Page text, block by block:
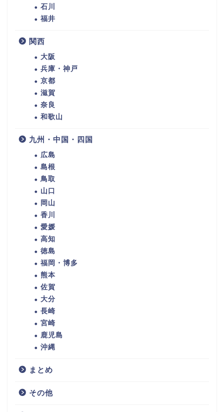
石川
福井
関西
大阪
兵庫・神戸
京都
滋賀
奈良
和歌山
九州・中国・四国
広島
島根
鳥取
山口
岡山
香川
愛媛
高知
徳島
福岡・博多
熊本
佐賀
大分
長崎
宮崎
鹿児島
沖縄
まとめ
その他